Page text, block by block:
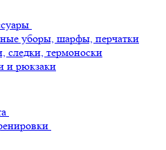
уборы, шарфы, перчатки
следки, термоноски
и рюкзаки